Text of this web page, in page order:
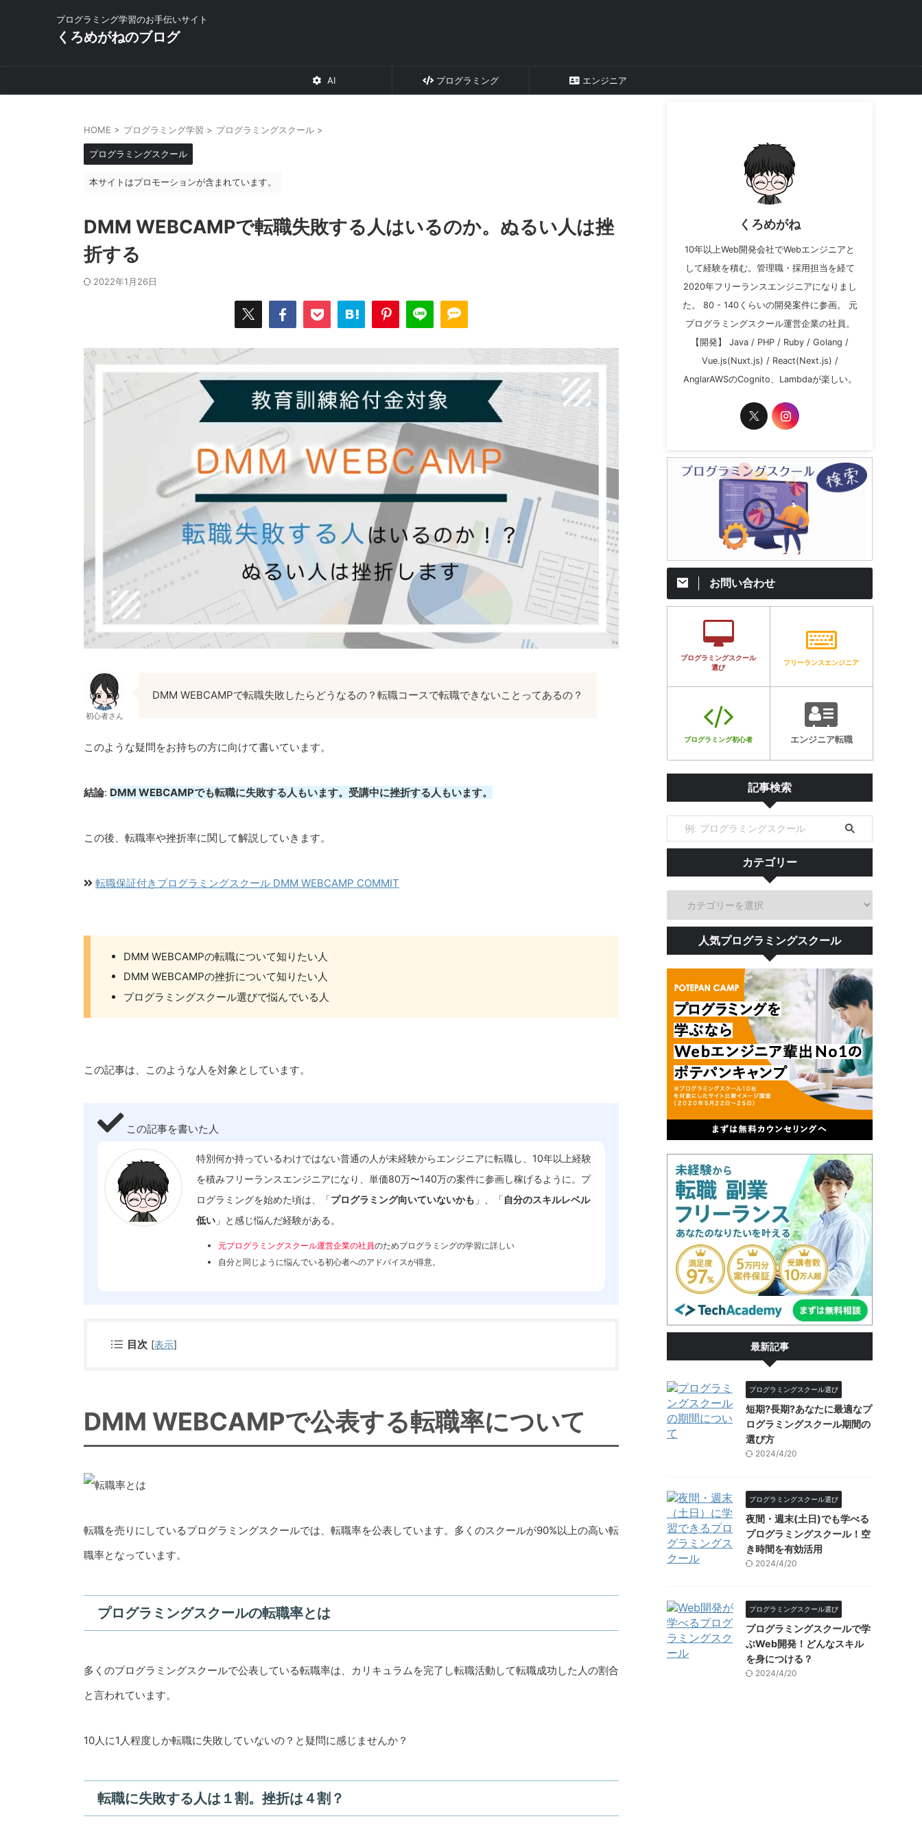
プログラミング学習のお手伝いサイト
くろめがねのブログ
AI プログラミング エンジニア
HOME > プログラミング学習 > プログラミングスクール >
プログラミングスクール
本サイトはプロモーションが含まれています。
DMM WEBCAMPで転職失敗する人はいるのか。ぬるい人は挫
折する
2022年1月26日
初心者さん
DMM WEBCAMPで転職失敗したらどうなるの？転職コースで転職できないことってあるの？
このような疑問をお持ちの方に向けて書いています。
結論: DMM WEBCAMPでも転職に失敗する人もいます。受講中に挫折する人もいます。
この後、転職率や挫折率に関して解説していきます。
転職保証付きプログラミングスクール DMM WEBCAMP COMMIT
DMM WEBCAMPの転職について知りたい人
DMM WEBCAMPの挫折について知りたい人
プログラミングスクール選びで悩んでいる人
この記事は、このような人を対象としています。
この記事を書いた人
特別何か持っているわけではない普通の人が未経験からエンジニアに転職し、10年以上経験
を積みフリーランスエンジニアになり、単価80万〜140万の案件に参画し稼げるように。プ
ログラミングを始めた頃は、「プログラミング向いていないかも 」、「自分のスキルレベル
低い 」と感じ悩んだ経験がある。
元プログラミングスクール運営企業の社員のためプログラミングの学習に詳しい
自分と同じように悩んでいる初心者へのアドバイスが得意。
目次 [表示]
DMM WEBCAMPで公表する転職率について
転職を売りにしているプログラミングスクールでは、転職率を公表しています。多くのスクールが90%以上の高い転
職率となっています。
プログラミングスクールの転職率とは
多くのプログラミングスクールで公表している転職率は、カリキュラムを完了し転職活動して転職成功した人の割合
と言われています。
10人に1人程度しか転職に失敗していないの？と疑問に感じませんか？
転職に失敗する人は１割。挫折は４割？
くろめがね
10年以上Web開発会社でWebエンジニアと
して経験を積む。管理職・採用担当を経て
2020年フリーランスエンジニアになりまし
た。 80 - 140くらいの開発案件に参画。 元
プログラミングスクール運営企業の社員。
【開発】 Java / PHP / Ruby / Golang /
Vue.js(Nuxt.js) / React(Next.js) /
AnglarAWSのCognito、Lambdaが楽しい。
お問い合わせ
プログラミングスクール
選び
フリーランスエンジニア
プログラミング初心者 エンジニア転職
記事検索
カテゴリー
人気プログラミングスクール
最新記事
プログラミングスクール選び
短期?長期?あなたに最適なプ
ログラミングスクール期間の
選び方
2024/4/20
プログラミングスクール選び
夜間・週末(土日)でも学べる
プログラミングスクール！空
き時間を有効活用
2024/4/20
プログラミングスクール選び
プログラミングスクールで学
ぶWeb開発！どんなスキル
を身につける？
2024/4/20